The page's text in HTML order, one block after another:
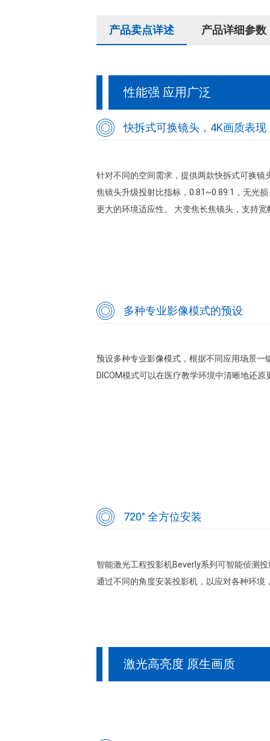
产品卖点详述 产品详细参数
性能强 应用广泛
快拆式可换镜头，4K画质表现
针对不同的空间需求，提供两款快拆式可换
焦镜头升级投射比指标，0.81~0.89:1，无光
更大的环境适应性。 大变焦长焦镜头，支持
多种专业影像模式的预设
预设多种专业影像模式，根据不同应用场景一
DICOM模式可以在医疗教学环境中清晰地还
720° 全方位安装
智能激光工程投影机Beverly系列可智能侦测
通过不同的角度安装投影机，以应对各种环境
激光高亮度 原生画质